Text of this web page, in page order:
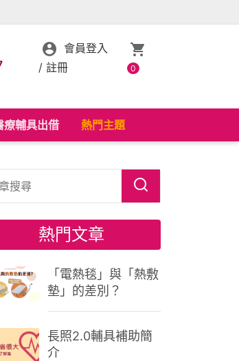
會員登入
/ 註冊 0
療輔具出借 熱門主題
熱門文章
「電熱毯」與「熱敷
墊」的差別？
長照2.0輔具補助簡
介